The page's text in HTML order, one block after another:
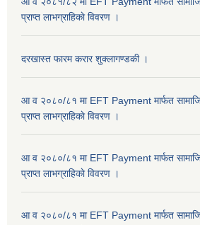
प्राप्त लाभग्राहिकाे विवरण ।
दरखास्त फारम करार शुक्लागण्डकी ।
आ व २०८०/८१ मा EFT Payment मार्फत
प्राप्त लाभग्राहिकाे विवरण ।
आ व २०८०/८१ मा EFT Payment मार्फत
प्राप्त लाभग्राहिकाे विवरण ।
आ व २०८०/८१ मा EFT Payment मार्फत सामाजिक